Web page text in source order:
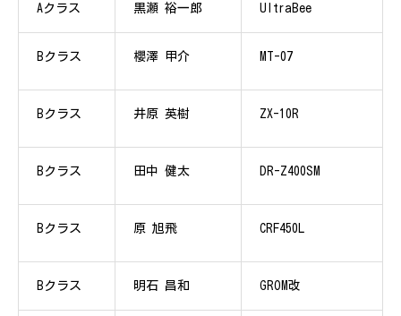
Aクラス 黒瀬 裕一郎 UltraBee
Bクラス 櫻澤 甲介 MT-07
Bクラス 井原 英樹 ZX-10R
Bクラス 田中 健太 DR-Z400SM
Bクラス 原 旭飛 CRF450L
Bクラス 明石 昌和 GROM改